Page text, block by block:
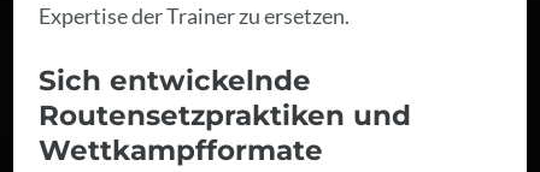
Expertise der Trainer zu ersetzen.
Sich entwickelnde
Routensetzpraktiken und
Wettkampfformate